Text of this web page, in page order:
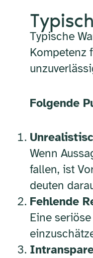
Typische
Kompetenz
Folgende
Wenn
fallen, ist
deuten
Fehlende
Eine